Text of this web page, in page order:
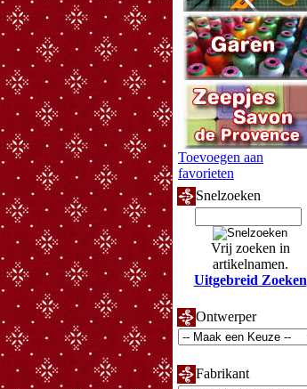
Toevoegen aan
favorieten
Snelzoeken
Vrij zoeken in
artikelnamen.
Uitgebreid Zoeken
Ontwerper
Fabrikant